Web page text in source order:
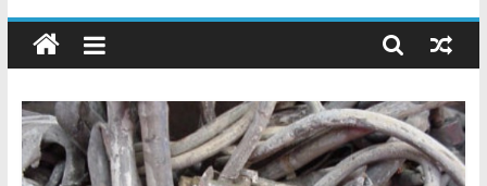
Chatarreros
–
Precio